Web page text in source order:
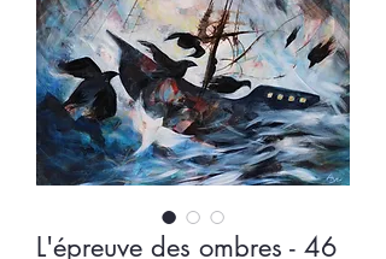
L'épreuve des ombres - 46